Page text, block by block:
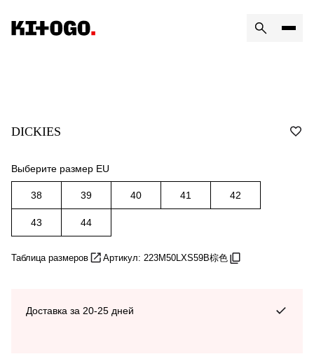
DICKIES
Выберите размер EU
38 39 40 41 42
43 44
Таблица размеров Артикул: 223M50LXS59B棕色
Доставка за 20-25 дней